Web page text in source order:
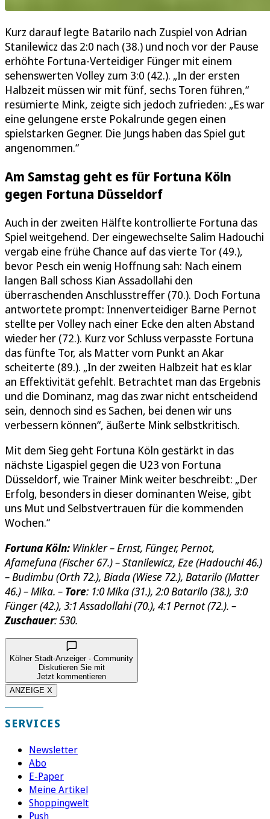
Kurz darauf legte Batarilo nach Zuspiel von Adrian
Stanilewicz das 2:0 nach (38.) und noch vor der Pause
erhöhte Fortuna-Verteidiger Fünger mit einem
sehenswerten Volley zum 3:0 (42.). „In der ersten
Halbzeit müssen wir mit fünf, sechs Toren führen,“
resümierte Mink, zeigte sich jedoch zufrieden: „Es war
eine gelungene erste Pokalrunde gegen einen
spielstarken Gegner. Die Jungs haben das Spiel gut
angenommen.“
Am Samstag geht es für Fortuna Köln
gegen Fortuna Düsseldorf
Auch in der zweiten Hälfte kontrollierte Fortuna das
Spiel weitgehend. Der eingewechselte Salim Hadouchi
vergab eine frühe Chance auf das vierte Tor (49.),
bevor Pesch ein wenig Hoffnung sah: Nach einem
langen Ball schoss Kian Assadollahi den
überraschenden Anschlusstreffer (70.). Doch Fortuna
antwortete prompt: Innenverteidiger Barne Pernot
stellte per Volley nach einer Ecke den alten Abstand
wieder her (72.). Kurz vor Schluss verpasste Fortuna
das fünfte Tor, als Matter vom Punkt an Akar
scheiterte (89.). „In der zweiten Halbzeit hat es klar
an Effektivität gefehlt. Betrachtet man das Ergebnis
und die Dominanz, mag das zwar nicht entscheidend
sein, dennoch sind es Sachen, bei denen wir uns
verbessern können“, äußerte Mink selbstkritisch.
Mit dem Sieg geht Fortuna Köln gestärkt in das
nächste Ligaspiel gegen die U23 von Fortuna
Düsseldorf, wie Trainer Mink weiter beschreibt: „Der
Erfolg, besonders in dieser dominanten Weise, gibt
uns Mut und Selbstvertrauen für die kommenden
Wochen.“
Fortuna Köln: Winkler – Ernst, Fünger, Pernot,
Afamefuna (Fischer 67.) – Stanilewicz, Eze (Hadouchi 46.)
– Budimbu (Orth 72.), Biada (Wiese 72.), Batarilo (Matter
46.) – Mika. – Tore: 1:0 Mika (31.), 2:0 Batarilo (38.), 3:0
Fünger (42.), 3:1 Assadollahi (70.), 4:1 Pernot (72.). –
Zuschauer: 530.
Kölner Stadt-Anzeiger · Community
Diskutieren Sie mit
Jetzt kommentieren
ANZEIGE X
SERVICES
Newsletter
Abo
E-Paper
Meine Artikel
Shoppingwelt
Push